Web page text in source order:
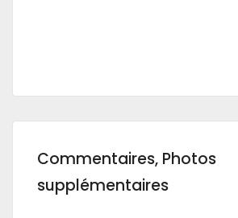
Commentaires, Photos
supplémentaires